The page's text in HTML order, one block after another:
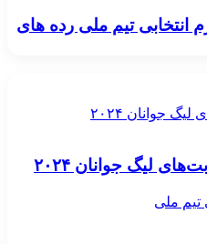
تیم ملی رده های
جوانان ۲۰۲۴
لیگ جوانان ۲۰۲۴
تیم ملی